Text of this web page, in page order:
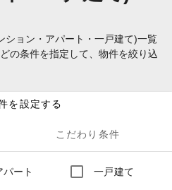
ション・アパート・一戸建て)一覧
の条件を指定して、物件を絞り込
を設定する
こだわり条件
パート 一戸建て